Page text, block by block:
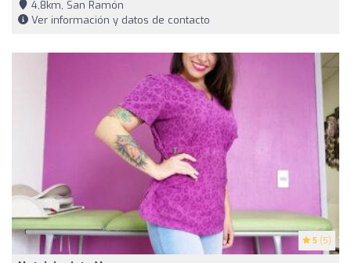
4,8km, San Ramón
Ver información y datos de contacto
5 (5)